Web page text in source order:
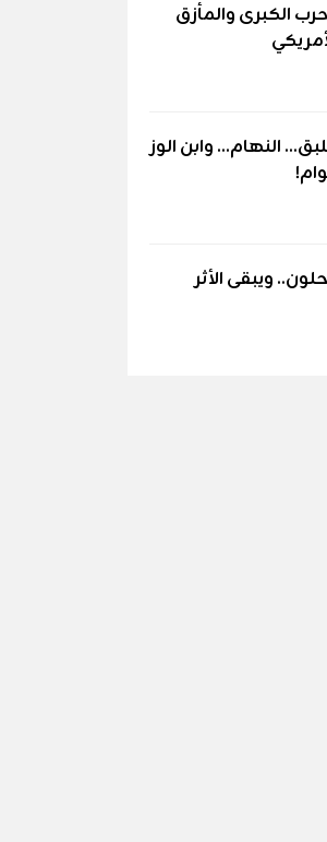
الكبرى والمأزق
النهام... وابن الوز
ويبقى الأثر